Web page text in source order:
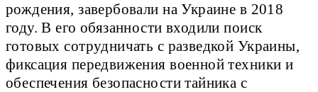
рождения, завербовали на Украине в 2018
году. В его обязанности входили поиск
готовых сотрудничать с разведкой Украины,
фиксация передвижения военной техники и
обеспечения безопасности тайника с